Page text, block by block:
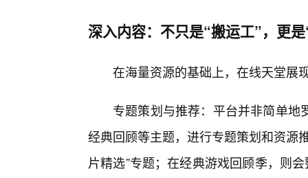
深入内容：不只是“搬运工”，更
在海量资源的基础上，在线天堂展
专题策划与推荐：平台并非简单
经典回顾等主题，进行专题策划和资源
片精选”专题；在经典游戏回顾季，则